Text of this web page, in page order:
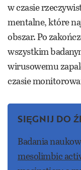
w czasie
mentalne, które
obszar. Po
wszystkim
wirusowemu
czasie
SIĘGNIJ DO
Badania
mesolimbic